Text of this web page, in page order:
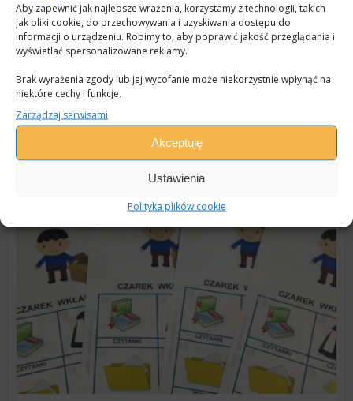
Aby zapewnić jak najlepsze wrażenia, korzystamy z technologii, takich
jak pliki cookie, do przechowywania i uzyskiwania dostępu do
informacji o urządzeniu. Robimy to, aby poprawić jakość przeglądania i
wyświetlać spersonalizowane reklamy.
Brak wyrażenia zgody lub jej wycofanie może niekorzystnie wpłynąć na
niektóre cechy i funkcje.
Zarządzaj serwisami
Akceptuję
Ustawienia
Polityka plików cookie
Różnicujemy głoski
szumiące i syczące | Wersja
5 lutego 2017
Na czym polega różnicowanie głosek syczących i
szumiących? To przede wszystkim bardzo ważny etap